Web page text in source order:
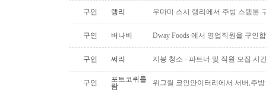
구인 랭리 우마미 스시 랭리에서 주방 스텝분
구인 버나비 Dway Foods 에서 영업직원을 구인
구인 써리 지붕 청소 - 파트너 및 직원 모집 시
구인
포트코퀴틀
람
위그릴 코인안이터리에서 서버,주